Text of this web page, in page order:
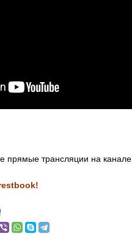
прямые трансляции на канале